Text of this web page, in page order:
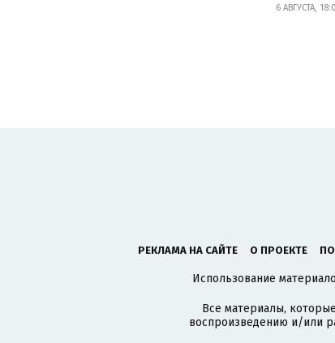
6 АВГУСТА,
РЕКЛАМА НА САЙТЕ О ПРОЕКТЕ
Использование
Все материалы,
воспроизведению и/или